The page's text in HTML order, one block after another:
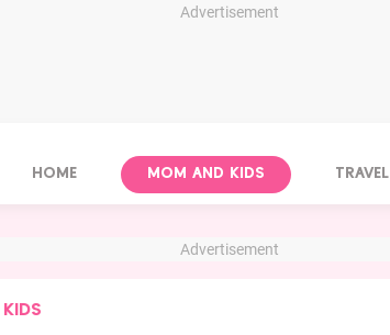
Advertisement
HOME MOM AND KIDS TRAVEL
Advertisement